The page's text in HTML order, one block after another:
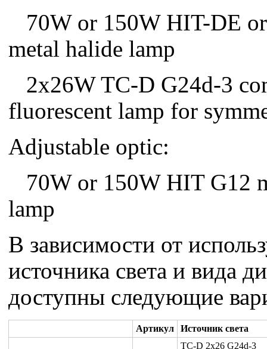
70W or 150W HIT-DE
metal halide lamp
2x26W TC-D G24d-3
fluorescent lamp for
Adjustable optic:
70W or 150W HIT G12
lamp
В зависимости от
источника света и вида
доступны следующие
Артикул
Источник света
TC-D 2x26 G24d-3